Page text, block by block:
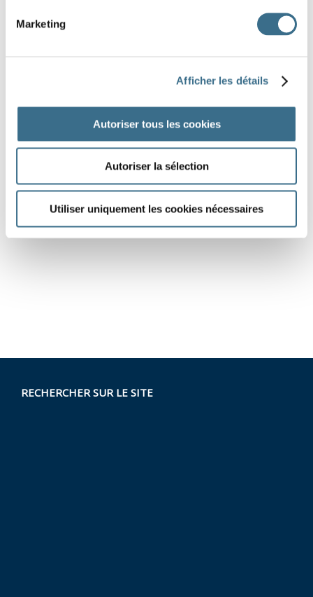
Marketing
Afficher les détails
Autoriser tous les cookies
Autoriser la sélection
Utiliser uniquement les cookies nécessaires
RECHERCHER SUR LE SITE